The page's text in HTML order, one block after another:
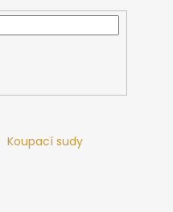
Koupací sudy